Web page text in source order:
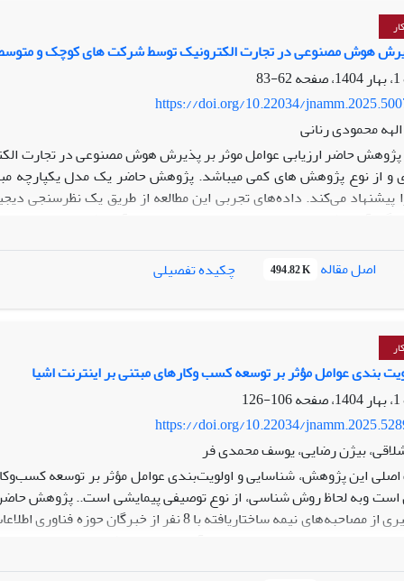
هوش مصنوعی در تجارت الکترونیک توسط شرکت های کوچک و
62-83
https://doi.org/10.22034/
محمودی رنانی
حاضر ارزیابی عوامل موثر بر پذیرش هوش مصنوعی در تجارت
و از نوع پژوهش های کمی میباشد. پژوهش حاضر یک مدل یکپارچه
پیشنهاد می‌کند. داده‌های تجربی این مطالعه از طریق یک نظرسنجی
گردآوری شده است. تجزیه‌وتحلیل داده‌های جمع‌آوری‌شده با استفاده از
در تسهیل پذیرش هوش مصنوعی در تجارت الکترونیک اشاره
متشکل از 183 تصمیم‌گیرنده و مسئول در شرکت‌های کوچک و متوسط در ایران
بر عملکرد تجاری شرکت‌های کوچک و متوسط را تأیید می‌کند.
با بهبود عملکرد تجاری شرکت‌های کوچک و متوسط دارد. همچنین،
و رویکردهای نوآورانه در شرکت‌های کوچک و متوسط برای
اصل مقاله 494.82 K چکیده تفصیلی
بندی عوامل مؤثر بر توسعه کسب وکارهای مبتنی بر اینترنت اشیا
106-126
https://doi.org/10.22034/
بیژن رضایی، یوسف محمدی فر
وبه لحاظ روش شناسی، از نوع توصیفی پیمایشی است.. پژوهش
کیفی، با بهره‌گیری از مصاحبه‌های نیمه